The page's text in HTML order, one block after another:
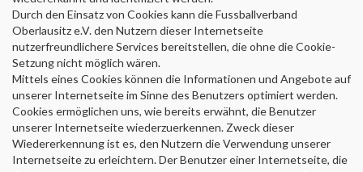
Durch den Einsatz von Cookies kann dieFussballverband
Oberlausitz e.V.den Nutzern dieser Internetseite
nutzerfreundlichere Services bereitstellen, die ohne die Cookie-
Setzung nicht möglich wären.
Mittels eines Cookies können die Informationen und Angebote auf
unserer Internetseite im Sinne des Benutzers optimiert werden.
Cookies ermöglichen uns, wie bereits erwähnt, die Benutzer
unserer Internetseite wiederzuerkennen. Zweck dieser
Wiedererkennung ist es, den Nutzern die Verwendung unserer
Internetseite zu erleichtern. Der Benutzer einer Internetseite, die